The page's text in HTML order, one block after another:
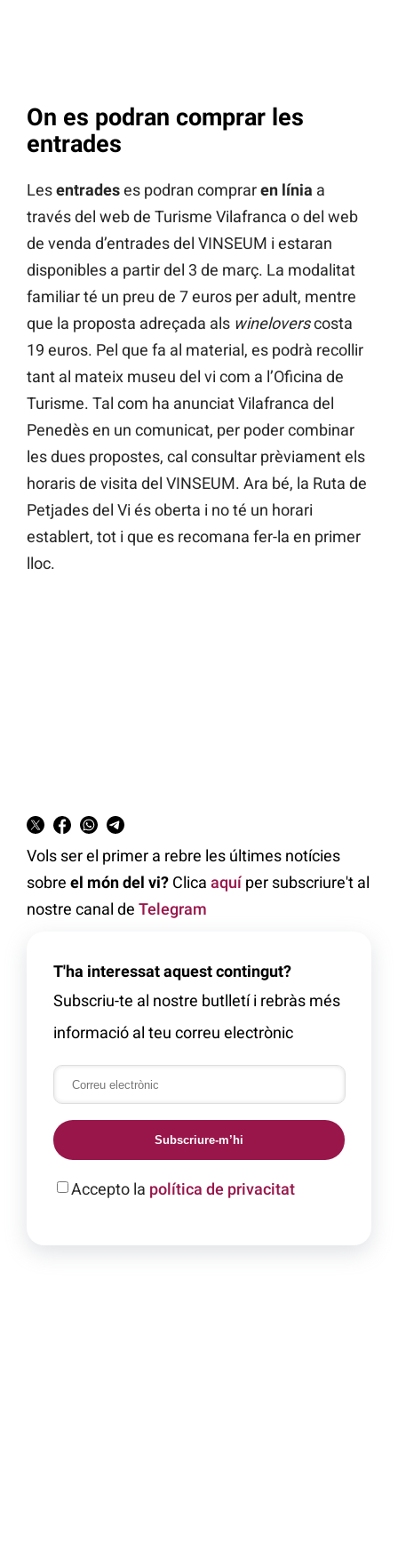
On es podran comprar les
entrades
Lesentradeses podran compraren línia a
través del web de Turisme Vilafranca o del web
de venda d’entrades del VINSEUM i estaran
disponibles a partir del 3 de març. La modalitat
familiar té un preu de 7 euros per adult, mentre
que la proposta adreçada als wineloverscosta
19 euros. Pel que fa al material, es podrà recollir
tant al mateix museu del vi com a l’Oficina de
Turisme. Tal com ha anunciat Vilafranca del
Penedès en un comunicat, per poder combinar
les dues propostes, cal consultar prèviament els
horaris de visita del VINSEUM. Ara bé, la Ruta de
Petjades del Vi és oberta i no té un horari
establert, tot i que es recomana fer-la en primer
lloc.
Vols ser el primer a rebre les últimes notícies
sobre el món del vi? Clica aquíper subscriure't al
nostre canal de Telegram
T'ha interessat aquest contingut?
Subscriu-te al nostre butlletí i rebràs més
informació al teu correu electrònic
Subscriure-m’hi
Accepto la política de privacitat